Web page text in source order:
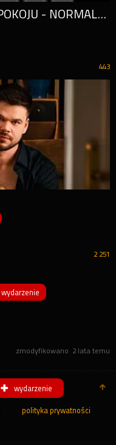
KABARET MORALNEGO NIEPOKOJU - NORMALNE TO TO NIE JEST
443
2 251
wydarzenie
zmodyfikowano 2 lata temu
wydarzenie
polityka prywatności